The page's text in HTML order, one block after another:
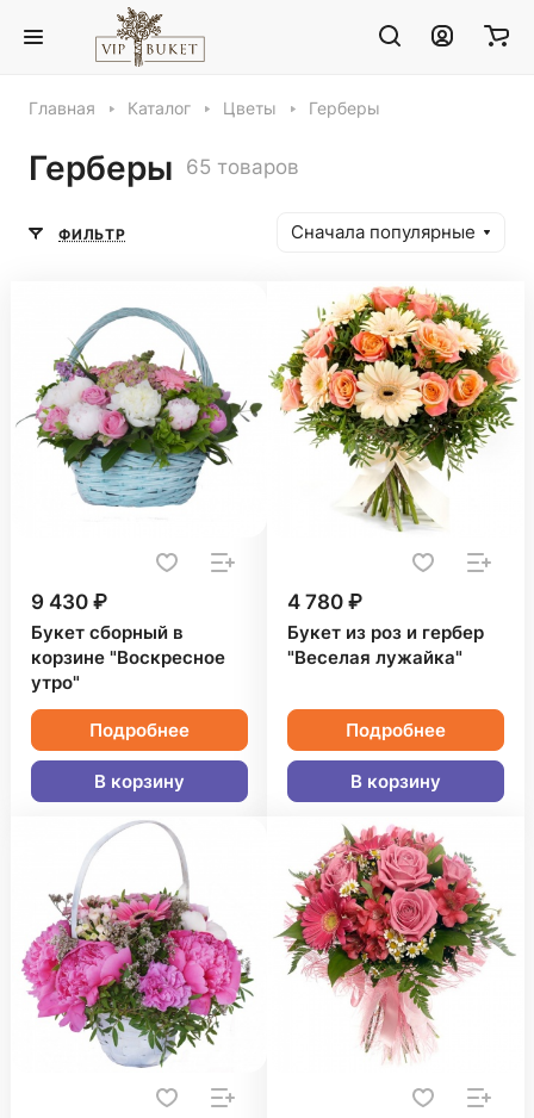
Главная Каталог Цветы Герберы
Герберы 65 товаров
ФИЛЬТР Сначала популярные
9 430 ₽
Букет сборный в
корзине "Воскресное
утро"
Подробнее
В корзину
4 780 ₽
Букет из роз и гербер
"Веселая лужайка"
Подробнее
В корзину